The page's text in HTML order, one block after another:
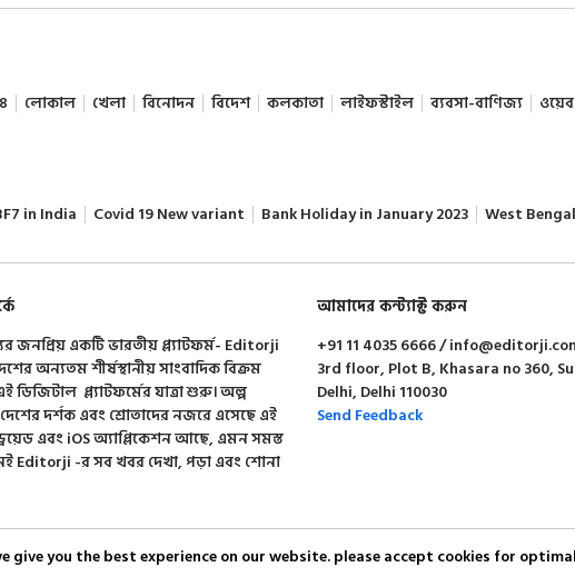
লোকাল খেলা বিনোদন বিদেশ কলকাতা লাইফস্টাইল ব্যবসা-বাণিজ্য
in India Covid 19 New variant Bank Holiday in January 2023 West
জনপ্রিয় একটি ভারতীয় প্ল্যাটফর্ম- Editorji
অন্যতম শীর্ষস্থানীয় সাংবাদিক বিক্রম
এই ডিজিটাল প্ল্যাটফর্মের যাত্রা শুরু। অল্প
দর্শক এবং শ্রোতাদের নজরে এসেছে এই
এবং iOS অ্যাপ্লিকেশন আছে, এমন সমস্ত
Editorji -র সব খবর দেখা, পড়া এবং শোনা
আমাদের কন্ট্যাক্ট করুন
+91 11 4035 6666 /
3rd floor, Plot B, Khasara no 360,
Delhi, Delhi 110030
Send Feedback
give you the best experience on our website. please accept cookies for